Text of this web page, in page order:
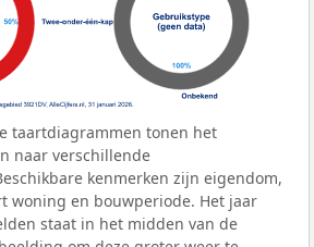
taartdiagrammen tonen het
naar verschillende
kenmerken zijn eigendom,
woning en bouwperiode. Het jaar
staat in het midden van de